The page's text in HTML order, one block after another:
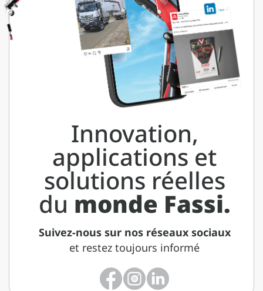
Innovation,
applications et
solutions réelles
du monde Fassi.
Suivez-nous sur nos réseaux sociaux
et restez toujours informé